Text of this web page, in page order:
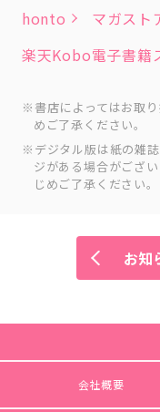
honto
マガスト
楽天Kobo電子書籍
書店によってはお取
めご了承ください。
デジタル版は紙の雑
ジがある場合がござ
じめご了承ください。
お知
会社概要